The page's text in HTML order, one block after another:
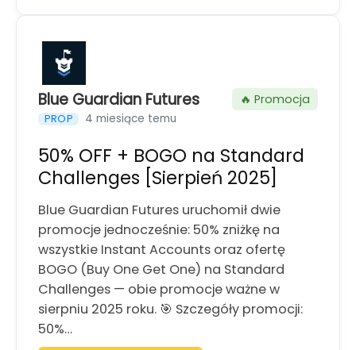
Blue Guardian Futures
PROP 4 miesiące temu
🔥 Promocja
50% OFF + BOGO na Standard
Challenges [Sierpień 2025]
Blue Guardian Futures uruchomił dwie
promocje jednocześnie: 50% zniżkę na
wszystkie Instant Accounts oraz ofertę
BOGO (Buy One Get One) na Standard
Challenges — obie promocje ważne w
sierpniu 2025 roku. 🎯 Szczegóły promocji:
50%…